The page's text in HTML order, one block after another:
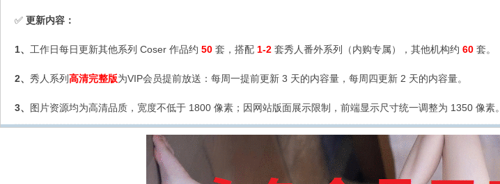
✅ 更新内容：
1、 工作日每日更新其他系列 Coser 作品约 50 套，搭配 1-2 套秀人番外系列（内购专属），其他机构约 60 套。
2、 秀人系列高清完整版为VIP会员提前放送：每周一提前更新 3 天的内容量，每周四更新 2 天的内容量。
3、 图片资源均为高清品质，宽度不低于 1800 像素；因网站版面展示限制，前端显示尺寸统一调整为 1350 像素。